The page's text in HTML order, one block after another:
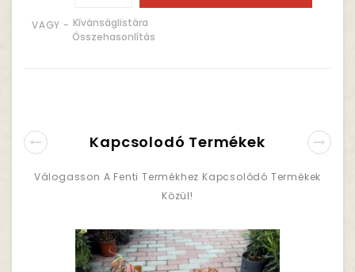
VAGY - Kívánságlistára
Összehasonlítás
Kapcsolodó Termékek
Válogasson A Fenti Termékhez Kapcsolódó Termékek
Közül!